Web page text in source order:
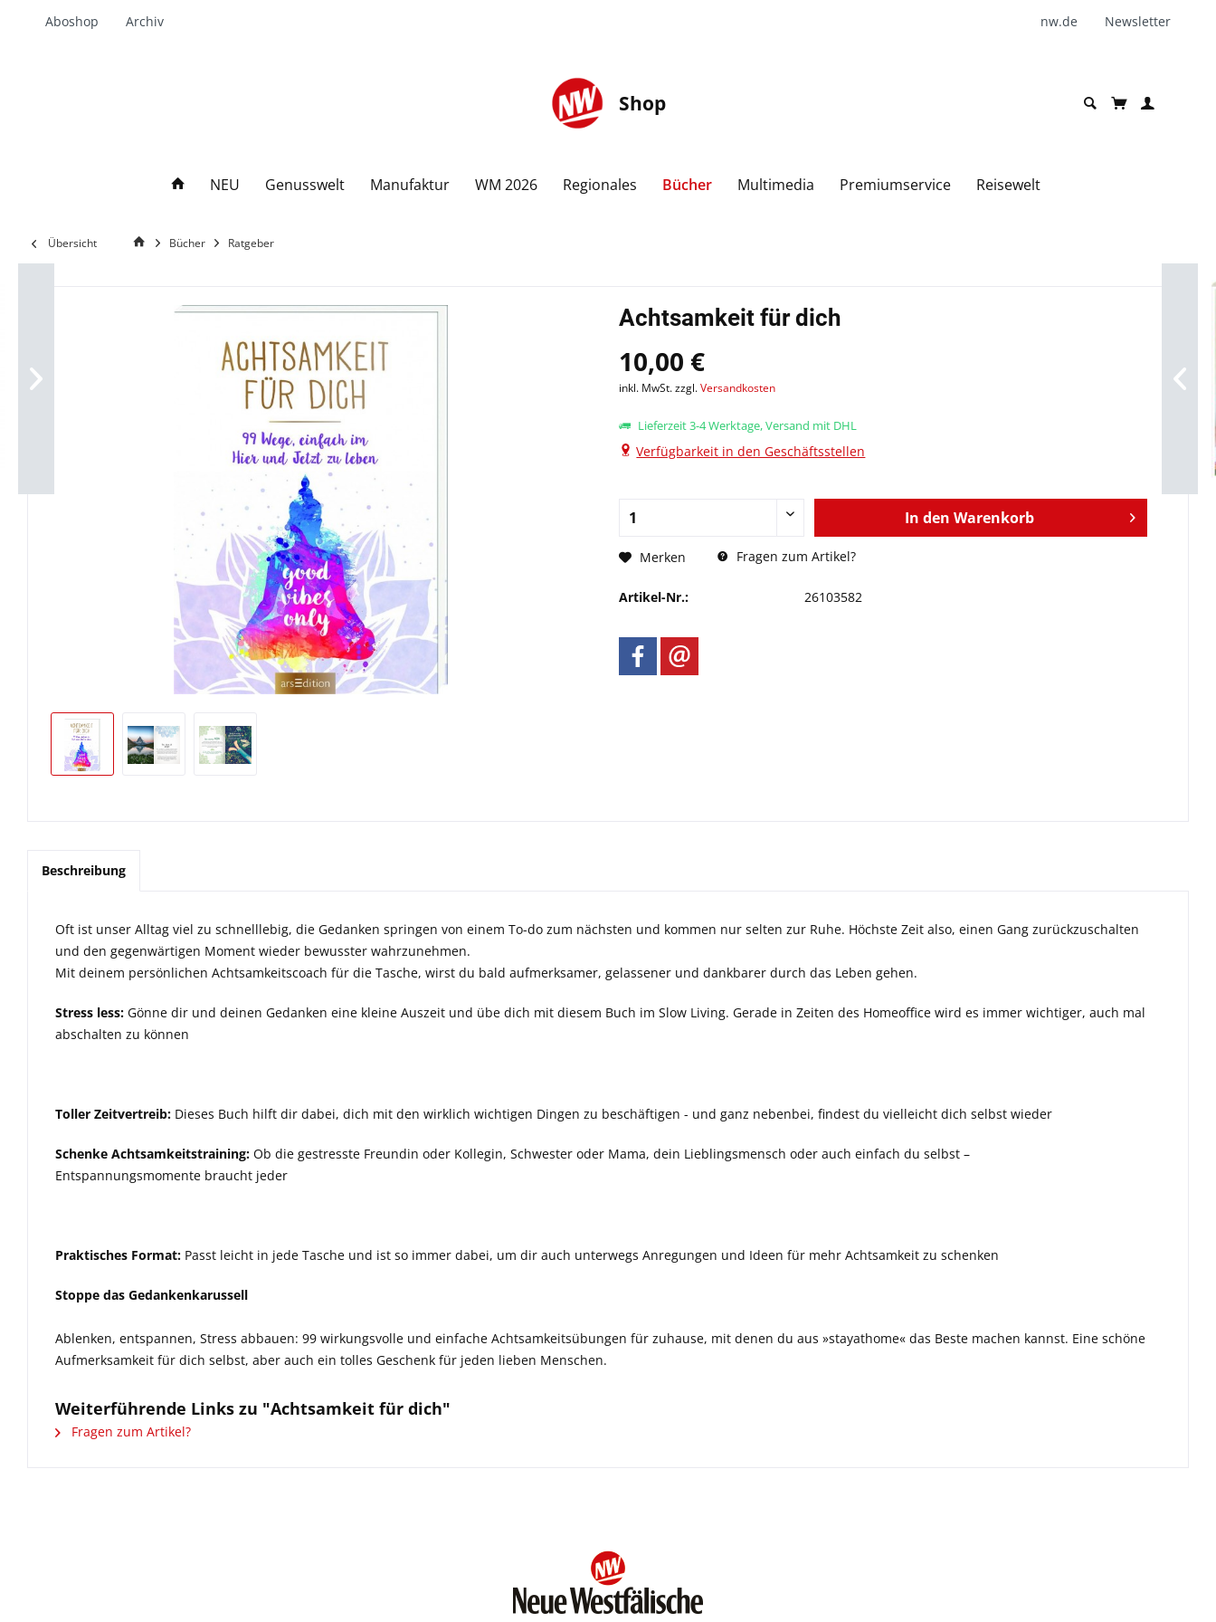
Aboshop Archiv nw.de Newsletter
Shop
NEU Genusswelt Manufaktur WM 2026 Regionales Bücher Multimedia Premiumservice Reisewelt
Übersicht Bücher Ratgeber
Achtsamkeit für dich
10,00 €
inkl. MwSt. zzgl.Versandkosten
Lieferzeit 3-4 Werktage, Versand mit DHL
Verfügbarkeit in den Geschäftsstellen
In den Warenkorb
Merken Fragen zum Artikel?
Artikel-Nr.: 26103582
Beschreibung
Oft ist unser Alltag viel zu schnelllebig, die Gedanken springen von einem To-do zum nächsten und kommen nur selten zur Ruhe. Höchste Zeit also, einen Gang zurückzuschalten
und den gegenwärtigen Moment wieder bewusster wahrzunehmen.
Mit deinem persönlichen Achtsamkeitscoach für die Tasche, wirst du bald aufmerksamer, gelassener und dankbarer durch das Leben gehen.
Stress less: Gönne dir und deinen Gedanken eine kleine Auszeit und übe dich mit diesem Buch im Slow Living. Gerade in Zeiten des Homeoffice wird es immer wichtiger, auch mal
abschalten zu können
Toller Zeitvertreib: Dieses Buch hilft dir dabei, dich mit den wirklich wichtigen Dingen zu beschäftigen - und ganz nebenbei, findest du vielleicht dich selbst wieder
Schenke Achtsamkeitstraining: Ob die gestresste Freundin oder Kollegin, Schwester oder Mama, dein Lieblingsmensch oder auch einfach du selbst –
Entspannungsmomente braucht jeder
Praktisches Format: Passt leicht in jede Tasche und ist so immer dabei, um dir auch unterwegs Anregungen und Ideen für mehr Achtsamkeit zu schenken
Stoppe das Gedankenkarussell
Ablenken, entspannen, Stress abbauen: 99 wirkungsvolle und einfache Achtsamkeitsübungen für zuhause, mit denen du aus »stayathome« das Beste machen kannst. Eine schöne
Aufmerksamkeit für dich selbst, aber auch ein tolles Geschenk für jeden lieben Menschen.
Weiterführende Links zu "Achtsamkeit für dich"
Fragen zum Artikel?